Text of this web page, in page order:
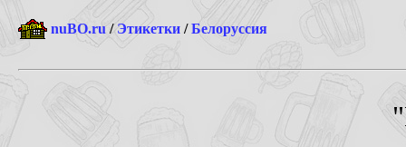
nuBO.ru /Этикетки /Белоруссия